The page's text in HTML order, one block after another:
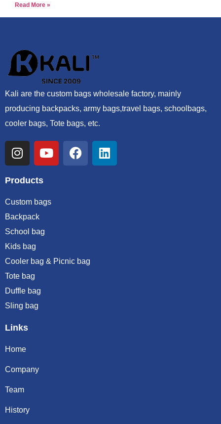
Read More »
Kali are the custom bags wholesale factory, mainly
producing backpacks, army bags,travel bags, schoolbags,
cooler bags, Tote bags, etc.
Products
Custom bags
Backpack
School bag
Kids bag
Cooler bag & Picnic bag
Tote bag
Duffle bag
Sling bag
Links
Home
Company
Team
History